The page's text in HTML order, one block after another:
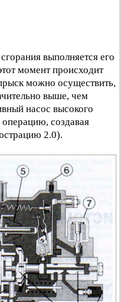
выполняется его
момент происходит
можно осуществить,
выше, чем
насос высокого
создавая
2.0).